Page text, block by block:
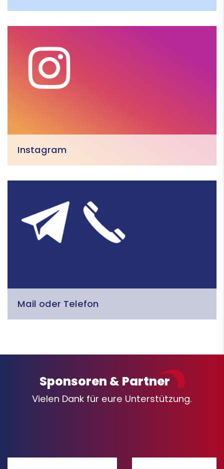
Instagram
Mail oder Telefon
Sponsoren & Partner
Vielen Dank für eure Unterstützung.